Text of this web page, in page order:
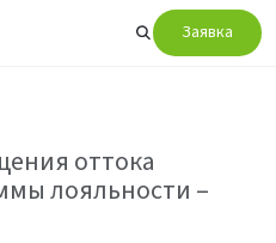
Заявка
оттока
лояльности –